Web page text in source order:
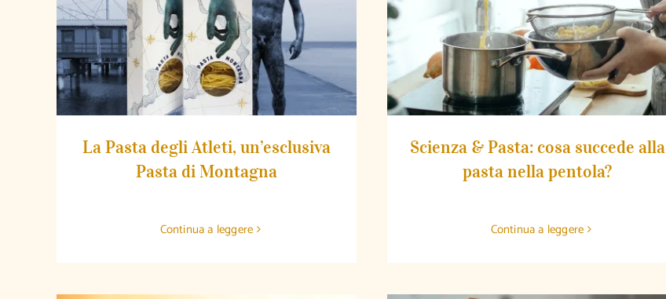
La Pasta degli Atleti, un’esclusiva Pasta
di Montagna
La Pasta degli Atleti, un’esclusiva
Pasta di Montagna
Continua a leggere
Scienza & Pasta: cosa succede alla pasta
nella pentola?
Scienza & Pasta: cosa succede alla
pasta nella pentola?
Continua a leggere